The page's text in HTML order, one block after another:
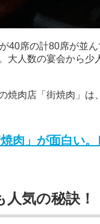
40席の計80席が並ん
大人数の宴会から少
焼肉店「街焼肉」は
肉」が面白い
気の秘訣！